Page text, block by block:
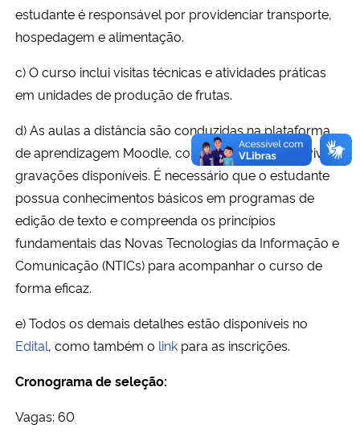
estudante é responsável por providenciar transporte,
hospedagem e alimentação.
c) O curso inclui visitas técnicas e atividades práticas
em unidades de produção de frutas.
d) As aulas a distância são conduzidas na plataforma
de aprendizagem Moodle, com transmissões ao vivo e
gravações disponíveis. É necessário que o estudante
possua conhecimentos básicos em programas de
edição de texto e compreenda os princípios
fundamentais das Novas Tecnologias da Informação e
Comunicação (NTICs) para acompanhar o curso de
forma eficaz.
e) Todos os demais detalhes estão disponíveis no
Edital, como também o link para as inscrições.
Cronograma de seleção:
Vagas: 60